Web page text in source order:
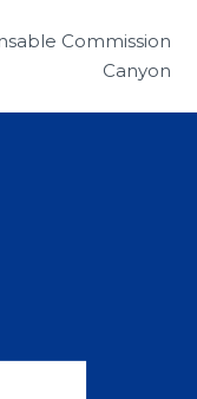
Commission
Canyon